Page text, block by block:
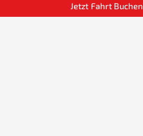
Jetzt Fahrt Buchen